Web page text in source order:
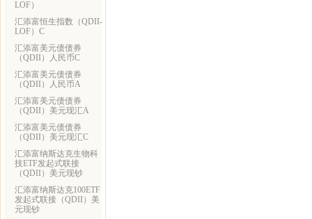
LOF）
汇添富恒生指数（QDII-
LOF）C
汇添富美元债债券
（QDII）人民币C
汇添富美元债债券
（QDII）人民币A
汇添富美元债债券
（QDII）美元现汇A
汇添富美元债债券
（QDII）美元现汇C
汇添富纳斯达克生物科
技ETF发起式联接
（QDII）美元现钞
汇添富纳斯达克100ETF
发起式联接（QDII）美
元现钞